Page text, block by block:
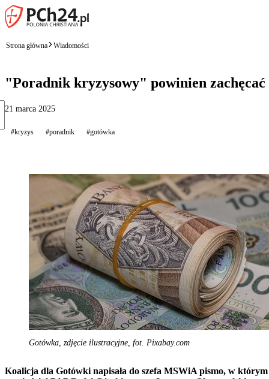
Strona główna Wiadomości
"Poradnik kryzysowy" powinien zachęcać
21 marca 2025
#kryzys #poradnik #gotówka
Gotówka, zdjęcie ilustracyjne, fot. Pixabay.com
Koalicja dla Gotówki napisała do szefa MSWiA pismo, w